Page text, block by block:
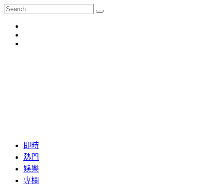
即時
熱門
娛樂
專欄